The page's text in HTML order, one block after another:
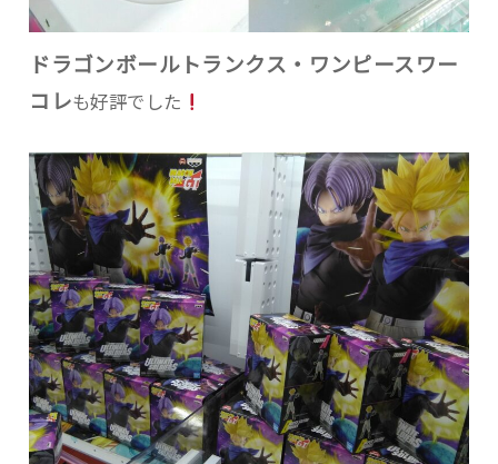
ドラゴンボールトランクス・ワンピースワー
コレも好評でした